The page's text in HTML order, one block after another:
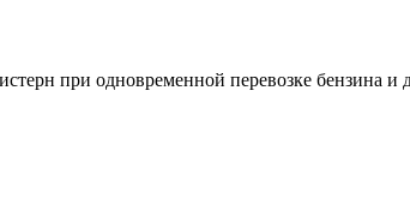
при одновременной перевозке бензина и